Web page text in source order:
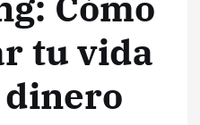
tu vida